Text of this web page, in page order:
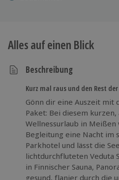
Alles auf einen Blick
Beschreibung
Kurz mal raus und den Rest
Gönn dir eine Auszeit mit
Paket: Bei diesem
Wellnessurlaub in
Begleitung eine Nacht im
Parkhotel und lässt die
lichtdurchfluteten Veduta
in Finnischer Sauna,
gesund, flanier durch die